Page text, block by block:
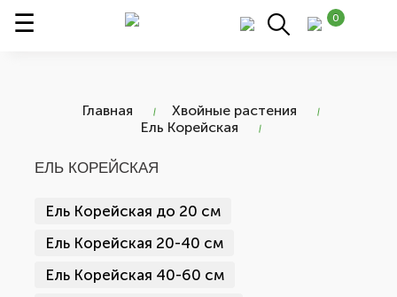
0
Главная
Хвойные растения
Ель Корейская
ЕЛЬ КОРЕЙСКАЯ
Ель Корейская до 20 см
Ель Корейская 20-40 см
Ель Корейская 40-60 см